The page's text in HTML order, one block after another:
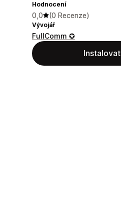
Hodnocení
0,0 (0 Recenze)
Vývojář
FullComm ✪
Instalovat